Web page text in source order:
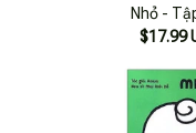
Nhỏ -
Phí
$17.99